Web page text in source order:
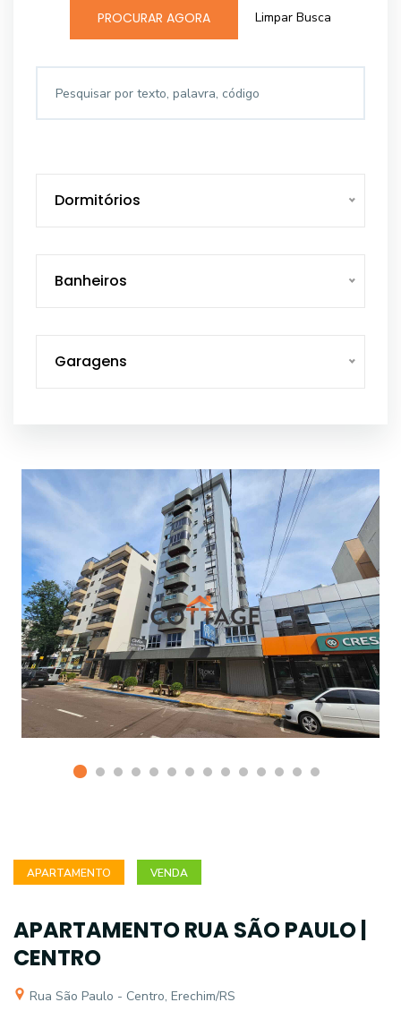
PROCURAR AGORA Limpar Busca
Dormitórios
Banheiros
Garagens
APARTAMENTO VENDA
APARTAMENTO RUA SÃO PAULO |
CENTRO
Rua São Paulo - Centro, Erechim/RS